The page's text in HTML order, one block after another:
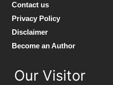
Contact us
Privacy Policy
Disclaimer
Become an Author
Our Visitor